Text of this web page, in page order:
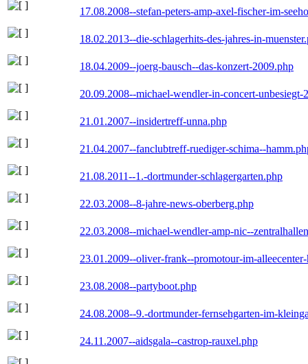
17.08.2008--stefan-peters-amp-axel-fischer-im-
18.02.2013--die-schlagerhits-des-jahres-in-
18.04.2009--joerg-bausch--das-konzert-2009.php
20.09.2008--michael-wendler-in-concert-unbesiegt-
21.01.2007--insidertreff-unna.php
21.04.2007--fanclubtreff-ruediger-schima--
21.08.2011--1.-dortmunder-schlagergarten.php
22.03.2008--8-jahre-news-oberberg.php
22.03.2008--michael-wendler-amp-nic--
23.01.2009--oliver-frank--promotour-im-
23.08.2008--partyboot.php
24.08.2008--9.-dortmunder-fernsehgarten-im-
24.11.2007--aidsgala--castrop-rauxel.php